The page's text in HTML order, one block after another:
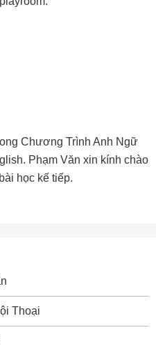
Chương Trình Anh Ngữ
Phạm Văn xin kính chào
học kế tiếp.
Thoại